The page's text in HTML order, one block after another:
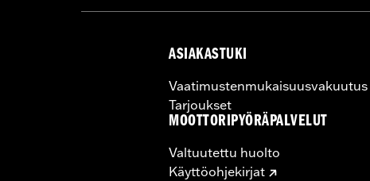
ASIAKASTUKI
Vaatimustenmukaisuusvakuutus
Tarjoukset
MOOTTORIPYÖRÄPALVELUT
Valtuutettu huolto
Käyttöohjekirjat